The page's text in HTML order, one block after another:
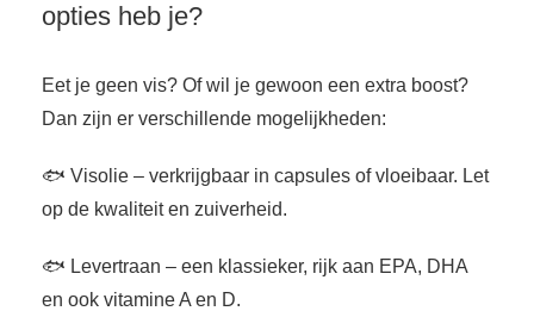
opties heb je?
Eet je geen vis? Of wil je gewoon een extra boost?
Dan zijn er verschillende mogelijkheden:
🐟 Visolie – verkrijgbaar in capsules of vloeibaar. Let
op de kwaliteit en zuiverheid.
🐟 Levertraan – een klassieker, rijk aan EPA, DHA
en ook vitamine A en D.